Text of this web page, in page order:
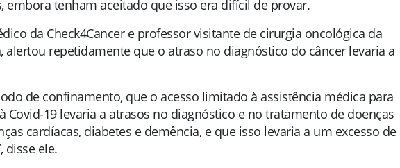
embora tenham aceitado que isso era difícil de provar.
da Check4Cancer e professor visitante de cirurgia oncológica da
alertou repetidamente que o atraso no diagnóstico do câncer levaria a
de confinamento, que o acesso limitado à assistência médica para
Covid-19 levaria a atrasos no diagnóstico e no tratamento de doenças
cardíacas, diabetes e demência, e que isso levaria a um excesso de
disse ele.